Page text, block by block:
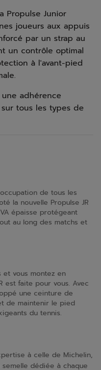
Propulse Junior
joueurs aux appuis
par un strap au
un contrôle optimal
à l'avant-pied
adhérence
tous les types de
de tous les
la nouvelle Propulse JR
épaisse protégeant
au long des matchs et
et vous montez en
est faite pour vous. Avec
une ceinture de
de maintenir le pied
du tennis.
à celle de Michelin,
dédiée à chaque